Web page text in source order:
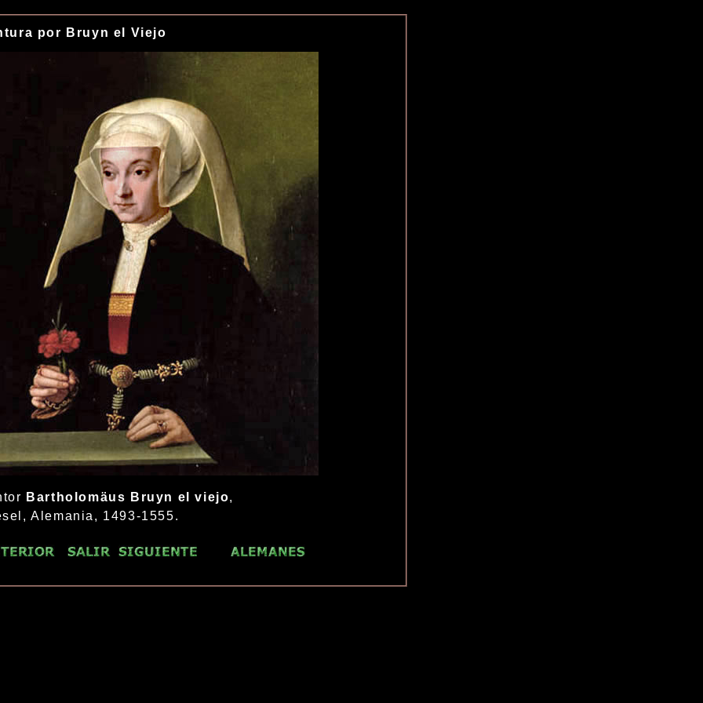
por Bruyn el Viejo
Bartholomäus Bruyn el viejo,
Alemania, 1493-1555.